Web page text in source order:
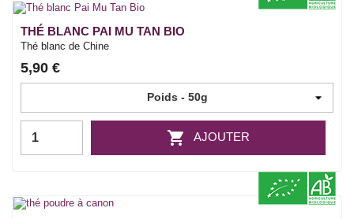
THÉ BLANC PAI MU TAN BIO
Thé blanc de Chine
5,90 €
 AJOUTER